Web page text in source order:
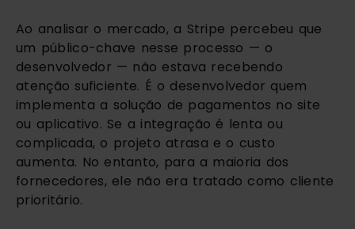
Ao analisar o mercado, a Stripe percebeu que
um público-chave nesse processo — o
desenvolvedor — não estava recebendo
atenção suficiente. É o desenvolvedor quem
implementa a solução de pagamentos no site
ou aplicativo. Se a integração é lenta ou
complicada, o projeto atrasa e o custo
aumenta. No entanto, para a maioria dos
fornecedores, ele não era tratado como cliente
prioritário.